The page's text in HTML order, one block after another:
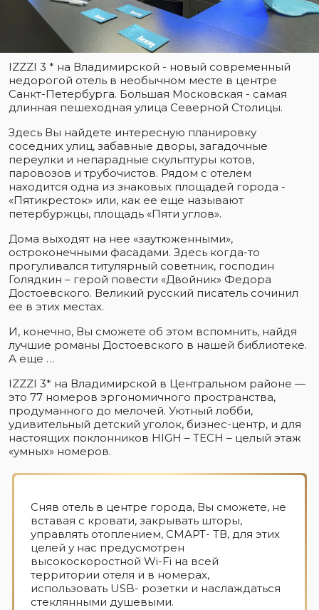
IZZZI 3 * на Владимирской - новый современный
недорогой отель в необычном месте в центре
Санкт-Петербурга. Большая Московская - самая
длинная пешеходная улица Северной Столицы.
Здесь Вы найдете интересную планировку
соседних улиц, забавные дворы, загадочные
переулки и непарадные скульптуры котов,
паровозов и трубочистов. Рядом с отелем
находится одна из знаковых площадей города -
«Пятикресток» или, как ее еще называют
петербуржцы, площадь «Пяти углов».
Дома выходят на нее «заутюженными»,
остроконечными фасадами. Здесь когда-то
прогуливался титулярный советник, господин
Голядкин – герой повести «Двойник» Федора
Достоевского. Великий русский писатель сочинил
ее в этих местах.
И, конечно, Вы сможете об этом вспомнить, найдя
лучшие романы Достоевского в нашей библиотеке.
А еще …
IZZZI 3* на Владимирской в Центральном районе —
это 77 номеров эргономичного пространства,
продуманного до мелочей. Уютный лобби,
удивительный детский уголок, бизнес-центр, и для
настоящих поклонников HIGH – TECH – целый этаж
«умных» номеров.
Сняв отель в центре города, Вы сможете, не
вставая с кровати, закрывать шторы,
управлять отоплением, СМАРТ- ТВ, для этих
целей у нас предусмотрен
высокоскоростной Wi-Fi на всей
территории отеля и в номерах,
использовать USB- розетки и наслаждаться
стеклянными душевыми.